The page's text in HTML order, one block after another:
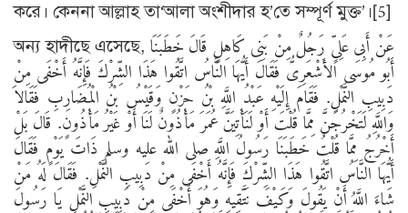
করে। কেননা আল্লাহ তা‘আলা অংশীদার হ’তে সম্পূর্ণ মুক্ত’।[5]
অন্য হাদীছে এসেছে, عَنْ أَبِى عَلِىٍّ رَجُلٌ مِنْ بَنِى كَاهِلٍ قَالَ خَطَبَنَا
أَبُو مُوسَى الأَشْعَرِىُّ فَقَالَ أَيُّهَا النَّاسُ اتَّقُوا هَذَا الشِّرْكَ فَإِنَّهُ أَخْفَى مِنْ
دَبِيبِ النَّمْلِ. فَقَامَ إِلَيْهِ عَبْدُ اللَّهِ بْنُ حَزْنٍ وَقَيْسُ بْنُ الْمُضَارِبِ فَقَالاَ
وَاللَّهِ لَتَخْرُجَنَّ مِمَّا قُلْتَ أَوْ لَنَأْتِيَنَّ عُمَرَ مَأْذُونٌ لَنَا أَوْ غَيْرُ مَأْذُونٍ. قَالَ بَلْ
أَخْرُجُ مِمَّا قُلْتُ خَطَبَنَا رَسُولُ اللَّهِ صلى الله عليه وسلم ذَاتَ يَوْمٍ فَقَالَ
أَيُّهَا النَّاسُ اتَّقُوا هَذَا الشِّرْكَ فَإِنَّهُ أَخْفَى مِنْ دَبِيبِ النَّمْلِ. فَقَالَ لَهُ مَنْ
شَاءَ اللَّهُ أَنْ يَقُولَ وَكَيْفَ نَتَّقِيهِ وَهُوَ أَخْفَى مِنْ دَبِيبِ النَّمْلِ يَا رَسُولَ